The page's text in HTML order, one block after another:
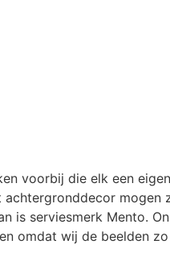
voorbij die elk een
achtergronddecor mogen
is serviesmerk Mento.
omdat wij de beelden